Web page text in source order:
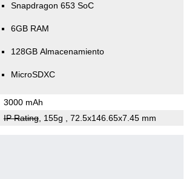
Snapdragon 653 SoC
6GB RAM
128GB Almacenamiento
MicroSDXC
3000 mAh
IP Rating, 155g , 72.5x146.65x7.45 mm